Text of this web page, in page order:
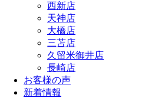
西新店
天神店
大橋店
三苫店
久留米御井店
長崎店
お客様の声
新着情報